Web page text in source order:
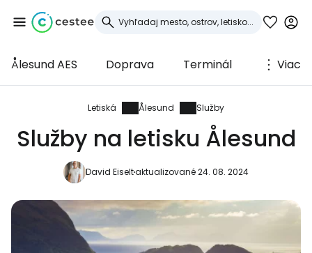
Ålesund AES Doprava Terminál Viac
Letiská Ålesund Služby
Služby na letisku Ålesund
David Eiseltaktualizované 24. 08. 2024
Prihláste sa do
služby Cestee
... celosvetovej komunity cestovateľov
Pokračovať na Facebooku